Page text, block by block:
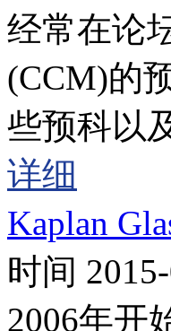
经常在论
(CCM)的
些预科以
详细
Kaplan
时间
2006年开